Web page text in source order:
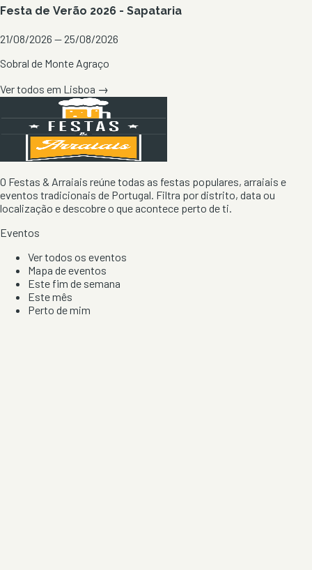
Festa de Verão 2026 - Sapataria
21/08/2026 — 25/08/2026
Sobral de Monte Agraço
Ver todos em Lisboa →
O Festas & Arraiais reúne todas as festas populares, arraiais e
eventos tradicionais de Portugal. Filtra por distrito, data ou
localização e descobre o que acontece perto de ti.
Eventos
Ver todos os eventos
Mapa de eventos
Este fim de semana
Este mês
Perto de mim